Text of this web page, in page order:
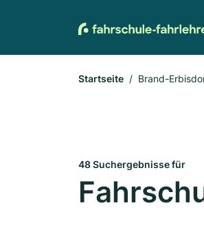
Startseite Brand-
48 Suchergebnisse für